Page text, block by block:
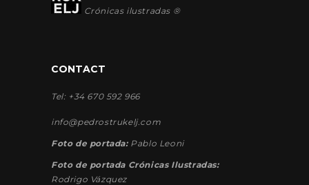
Crónicas ilustradas ®
CONTACT
Tel: +34 670 592 966
info@pedrostrukelj.com
Foto de portada: Pablo Leoni
Foto de portada Crónicas Ilustradas:
Rodrigo Vázquez